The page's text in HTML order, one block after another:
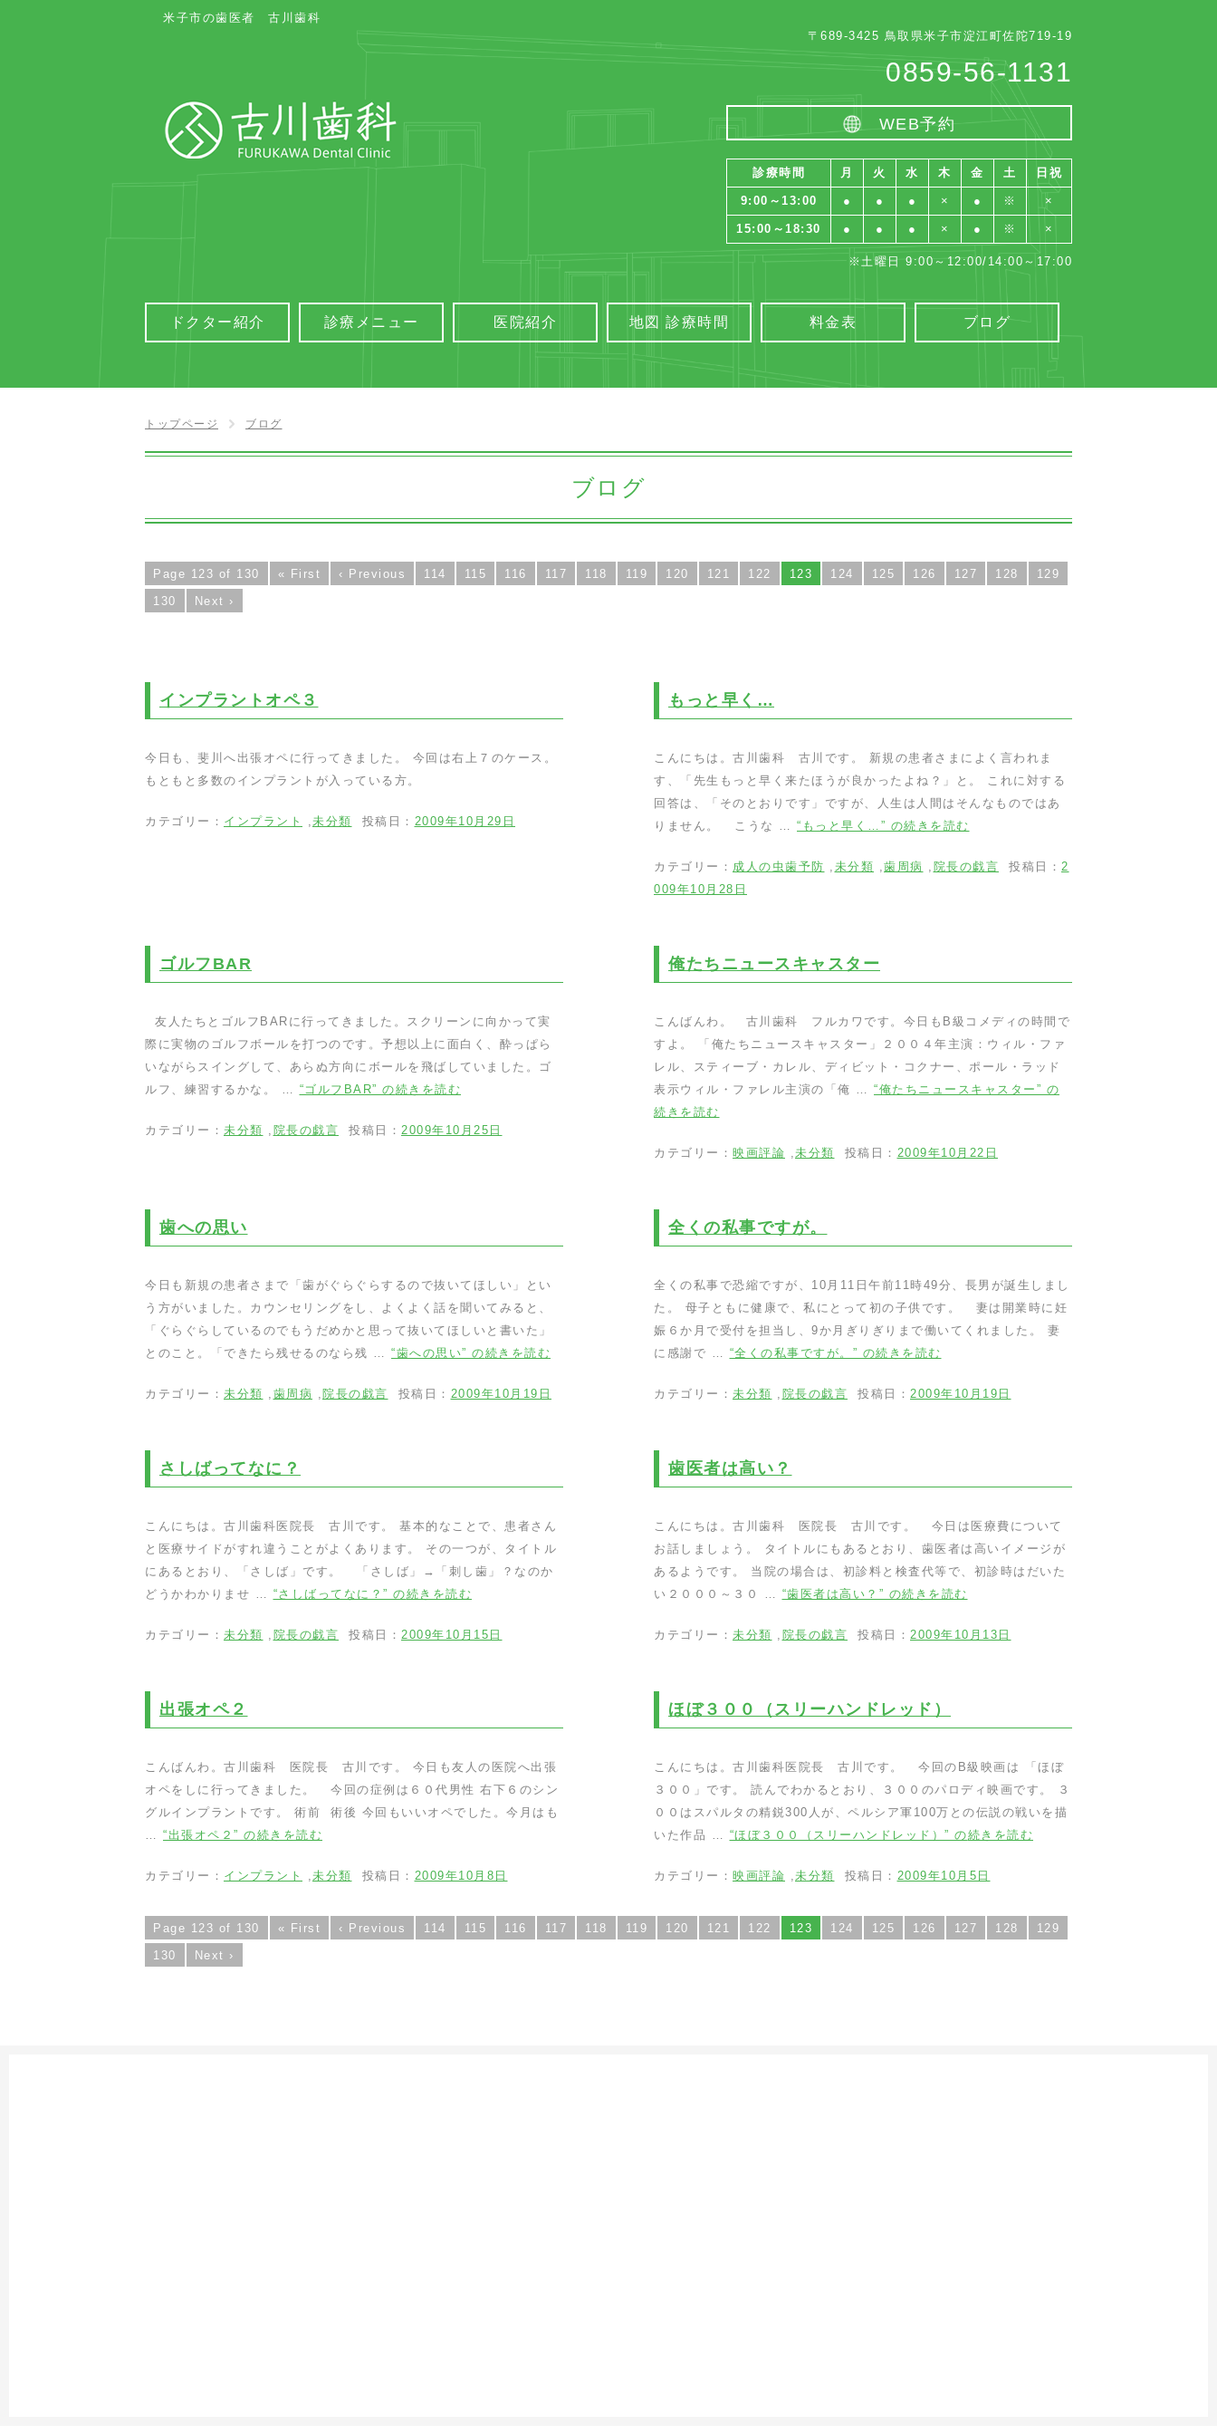
米子市の歯医者 古川歯科
〒689-3425 鳥取県米子市淀江町佐陀719-19
0859-56-1131
WEB予約
診療時間 月 火 水 木 金 土 日祝
9:00～13:00 ● ● ● × ● ※ ×
15:00～18:30 ● ● ● × ● ※ ×
※土曜日 9:00～12:00/14:00～17:00
ドクター紹介 診療メニュー 医院紹介 地図 診療時間 料金表 ブログ
トップページ ブログ
ブログ
Page 123 of 130 « First ‹ Previous 114 115 116 117 118 119 120 121 122 123 124 125 126 127 128
129
130
Next ›
インプラントオペ３
今日も、斐川へ出張オペに行ってきました。 今回は右上７のケース。
もともと多数のインプラントが入っている方。
カテゴリー： インプラント ,未分類 投稿日： 2009年10月29日
もっと早く…
こんにちは。古川歯科 古川です。 新規の患者さまによく言われま
す、「先生もっと早く来たほうが良かったよね？」と。 これに対する
回答は、「そのとおりです」ですが、人生は人間はそんなものではあ
りません。 こうな … “もっと早く…” の続きを読む
カテゴリー： 成人の虫歯予防 , 未分類 ,歯周病 , 院長の戯言 投稿日： 2
009年10月28日
ゴルフBAR
友人たちとゴルフBARに行ってきました。スクリーンに向かって実
際に実物のゴルフボールを打つのです。予想以上に面白く、酔っぱら
いながらスイングして、あらぬ方向にボールを飛ばしていました。ゴ
ルフ、練習するかな。 … “ゴルフBAR” の続きを読む
カテゴリー： 未分類 , 院長の戯言 投稿日： 2009年10月25日
俺たちニュースキャスター
こんばんわ。 古川歯科 フルカワです。今日もB級コメディの時間で
すよ。 「俺たちニュースキャスター」２００４年主演：ウィル・ファ
レル、スティーブ・カレル、ディビット・コクナー、ポール・ラッド
表示ウィル・ファレル主演の「俺 … “俺たちニュースキャスター” の
続きを読む
カテゴリー： 映画評論 ,未分類 投稿日： 2009年10月22日
歯への思い
今日も新規の患者さまで「歯がぐらぐらするので抜いてほしい」とい
う方がいました。カウンセリングをし、よくよく話を聞いてみると、
「ぐらぐらしているのでもうだめかと思って抜いてほしいと書いた」
とのこと。「できたら残せるのなら残 … “歯への思い” の続きを読む
カテゴリー： 未分類 , 歯周病 , 院長の戯言 投稿日： 2009年10月19日
全くの私事ですが。
全くの私事で恐縮ですが、10月11日午前11時49分、長男が誕生しまし
た。 母子ともに健康で、私にとって初の子供です。 妻は開業時に妊
娠６か月で受付を担当し、9か月ぎりぎりまで働いてくれました。 妻
に感謝で … “全くの私事ですが。” の続きを読む
カテゴリー： 未分類 , 院長の戯言 投稿日： 2009年10月19日
さしばってなに？
こんにちは。古川歯科医院長 古川です。 基本的なことで、患者さん
と医療サイドがすれ違うことがよくあります。 その一つが、タイトル
にあるとおり、「さしば」です。 「さしば」→「刺し歯」？なのか
どうかわかりませ … “さしばってなに？” の続きを読む
カテゴリー： 未分類 , 院長の戯言 投稿日： 2009年10月15日
歯医者は高い？
こんにちは。古川歯科 医院長 古川です。 今日は医療費について
お話しましょう。 タイトルにもあるとおり、歯医者は高いイメージが
あるようです。 当院の場合は、初診料と検査代等で、初診時はだいた
い２０００～３０ … “歯医者は高い？” の続きを読む
カテゴリー： 未分類 , 院長の戯言 投稿日： 2009年10月13日
出張オペ２
こんばんわ。古川歯科 医院長 古川です。 今日も友人の医院へ出張
オペをしに行ってきました。 今回の症例は６０代男性 右下６のシン
グルインプラントです。 術前 術後 今回もいいオペでした。今月はも
… “出張オペ２” の続きを読む
カテゴリー： インプラント ,未分類 投稿日： 2009年10月8日
ほぼ３００（スリーハンドレッド）
こんにちは。古川歯科医院長 古川です。 今回のB級映画は 「ほぼ
３００」です。 読んでわかるとおり、３００のパロディ映画です。 ３
００はスパルタの精鋭300人が、ペルシア軍100万との伝説の戦いを描
いた作品 … “ほぼ３００（スリーハンドレッド）” の続きを読む
カテゴリー： 映画評論 ,未分類 投稿日： 2009年10月5日
Page 123 of 130 « First ‹ Previous 114 115 116 117 118 119 120 121 122 123 124 125 126 127 128
129
130
Next ›